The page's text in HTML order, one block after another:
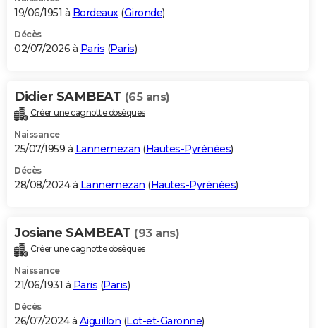
GUIDES D'ACHAT
BONS PLANS
Carte de Noël
Carte Bonne année
Carte Saint-Valentin
Carte Pâques
Carte d'anniversaire
DICTIONNAIRE
Dictionnaire
Biographies
Citations
Expressions
Proverbes
PROGRAMME TV
S'inscrire
Se connecter
Lycées
Collèges
Primaires
Universités
Entreprises
Service militaire
Avis de recherche
AVIS DE DÉCÈS
Bricolage
Lifestyle
Culture
Sport
Auto
Television
Voyage
Cinema
19/06/1951 à Bordeaux(Gironde)
Décès
02/07/2026 à Paris (Paris)
Didier SAMBEAT (65 ans)
Créer une cagnotte obsèques
Naissance
25/07/1959 à Lannemezan (Hautes-Pyrénées)
Décès
28/08/2024 à Lannemezan (Hautes-Pyrénées)
Josiane SAMBEAT (93 ans)
Créer une cagnotte obsèques
Naissance
21/06/1931 à Paris (Paris)
Décès
26/07/2024 à Aiguillon (Lot-et-Garonne)